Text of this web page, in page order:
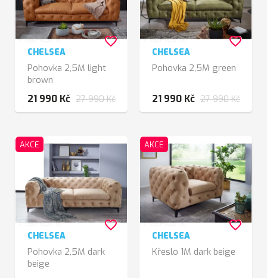
CHELSEA
Pohovka 2,5M light
brown
21 990 Kč 27 990 Kč
favorite_border
CHELSEA
Pohovka 2,5M green
21 990 Kč 27 990 Kč
favorite_border
AKCE
CHELSEA
Pohovka 2,5M dark
beige
favorite_border
AKCE
CHELSEA
Křeslo 1M dark beige
favorite_border